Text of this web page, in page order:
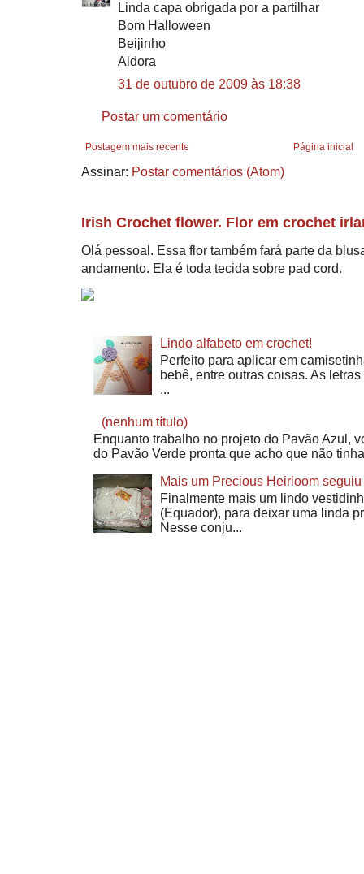
Linda capa obrigada por a partilhar
Bom Halloween
Beijinho
Aldora
31 de outubro de 2009 às 18:38
Postar um comentário
Postagem mais recente Página inicial
Assinar: Postar comentários (Atom)
Irish Crochet flower. Flor em crochet
Olá pessoal. Essa flor também fará parte da
andamento. Ela é toda tecida sobre pad cord.
Lindo alfabeto em crochet!
Perfeito para aplicar em
bebê, entre outras coisas. As
...
(nenhum título)
Enquanto trabalho no projeto do Pavão Azul,
do Pavão Verde pronta que acho que não
Mais um Precious Heirloom seguiu
Finalmente mais um lindo
(Equador), para deixar uma linda
Nesse conju...